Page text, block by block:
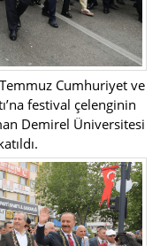
Cumhuriyet ve
festival çelenginin
Demirel Üniversitesi